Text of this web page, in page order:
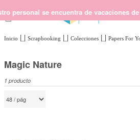
personal se encuentra de vacaciones
SCRAPBOOKING
MIXED MEDIA
CRAFT Y DIY
PAPELERÍA Y FIESTAS
Inicio Scrapbooking Colecciones Papers For
Magic Nature
1 producto